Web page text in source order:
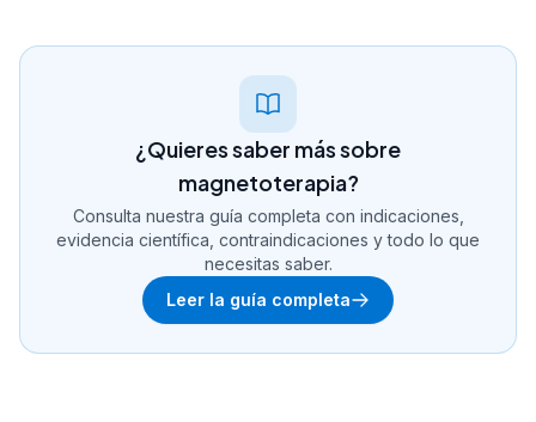
¿Quieres saber más sobre
magnetoterapia?
Consulta nuestra guía completa con indicaciones,
evidencia científica, contraindicaciones y todo lo que
necesitas saber.
Leer la guía completa